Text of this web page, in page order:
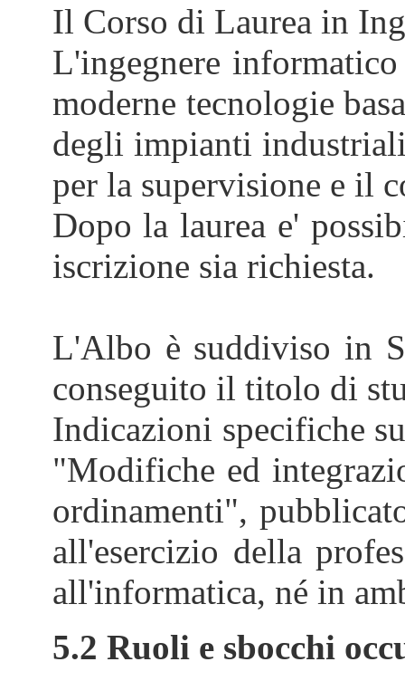
Il Corso di Laurea in
L'ingegnere
moderne tecnologie
degli impianti
per la supervisione e il
Dopo la laurea e'
iscrizione sia richiesta.
L'Albo è suddiviso in
conseguito il titolo di
Indicazioni specifiche
"Modifiche ed
ordinamenti",
all'esercizio della
all'informatica, né in
5.2 Ruoli e sbocchi